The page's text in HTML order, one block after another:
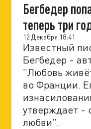
Бегбедер
теперь три
12 Декабря 18:41
Известный
Бегбедер -
"Любовь
во Франции.
утверждает -
любви".